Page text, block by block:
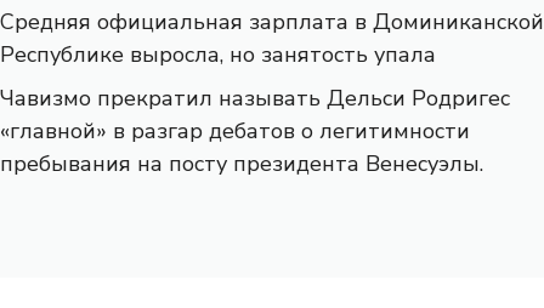
Средняя официальная зарплата в Доминиканской
Республике выросла, но занятость упала
Чавизмо прекратил называть Дельси Родригес
«главной» в разгар дебатов о легитимности
пребывания на посту президента Венесуэлы.